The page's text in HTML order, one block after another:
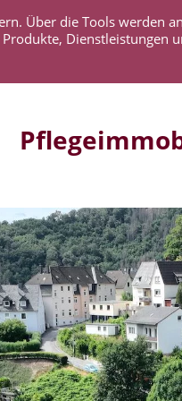
Über die Tools werden
Dienstleistungen